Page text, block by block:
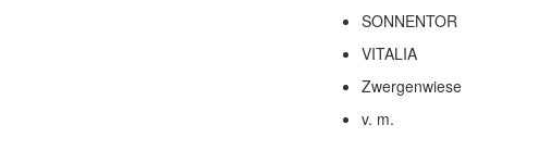
SONNENTOR
VITALIA
Zwergenwiese
v. m.